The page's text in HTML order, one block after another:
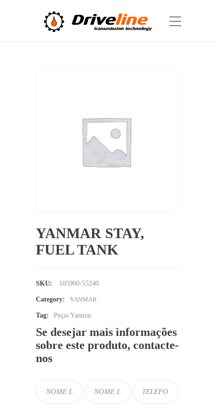
YANMAR STAY,
FUEL TANK
SKU: 105900-55240
Category: YANMAR
Tag: Peças Yanmar
Se desejar mais informações
sobre este produto, contacte-
nos